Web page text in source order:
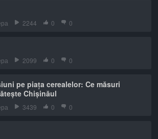
2244 0 0
2099 0 0
pe piața cerealelor: Ce măsuri
Chișinăul
3439 0 0